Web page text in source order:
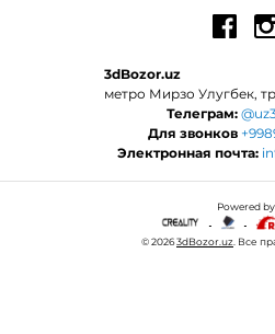
3dBozor.uz
метро Мирзо Улугбек,
Телеграм:
Для звонков
Электронная почта:
Powered by
© 20263dBozor.uz . Все